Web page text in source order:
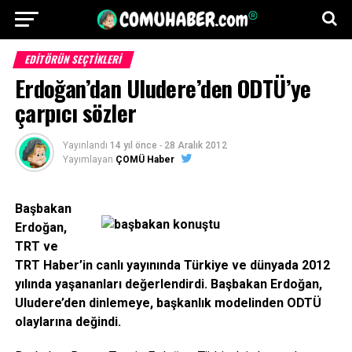
EDITÖRÜN SEÇTIKLERI
Erdoğan’dan Uludere’den ODTÜ’ye
çarpıcı sözler
Yayınlandı 14 yıl önce - 28 Aralık 2012
Yayımlayan ÇOMÜ Haber
Başbakan
Erdoğan,
TRT ve
TRT Haber’in canlı yayınında Türkiye ve dünyada 2012
yılında yaşananları değerlendirdi. Başbakan Erdoğan,
Uludere’den dinlemeye, başkanlık modelinden ODTÜ
olaylarına değindi.